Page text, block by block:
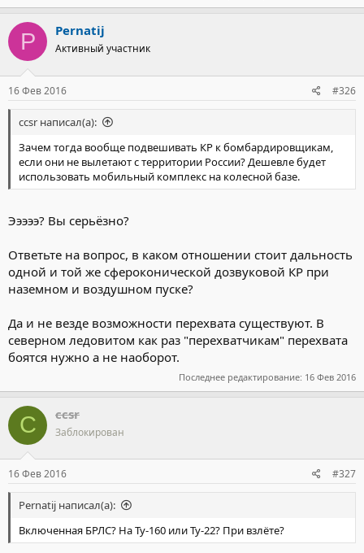
P Pernatij
Активный участник
16 Фев 2016 #326
ccsr написал(а):
Зачем тогда вообще подвешивать КР к бомбардировщикам,
если они не вылетают с территории России? Дешевле будет
использовать мобильный комплекс на колесной базе.
Эээээ? Вы серьёзно?
Ответьте на вопрос, в каком отношении стоит дальность
одной и той же сфероконической дозвуковой КР при
наземном и воздушном пуске?
Да и не везде возможности перехвата существуют. В
северном ледовитом как раз "перехватчикам" перехвата
боятся нужно а не наоборот.
Последнее редактирование: 16 Фев 2016
C ccsr
Заблокирован
16 Фев 2016 #327
Pernatij написал(а):
Включенная БРЛС? На Ту-160 или Ту-22? При взлёте?